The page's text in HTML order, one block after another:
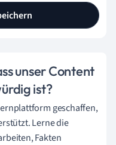
unser Content
ist?
geschaffen,
Lerne die
Fakten